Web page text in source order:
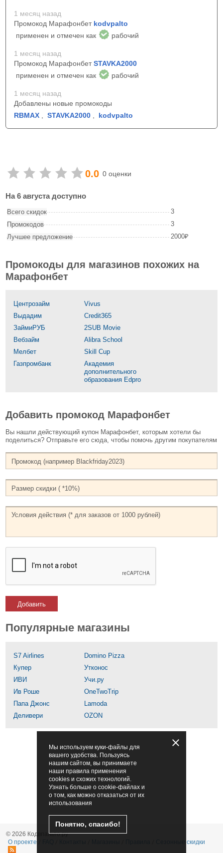
1 месяц назад
Промокод Марафонбет kodvpalto
применен и отмечен как
рабочий
1 месяц назад
Промокод МарафонбетSTAVKA2000
применен и отмечен как
рабочий
1 месяц назад
Добавлены новые промокоды
RBMAX
STAVKA2000 kodvpalto
0.0 0 оценки
На 6 августа доступно
Всего скидок
3
Промокодов
3
Лучшее предложение
2000₽
Промокоды для магазинов похожих на
Марафонбет
Центрозайм
Vivus
Выдадим
Credit365
ЗаймиРУБ
2SUB Movie
Вебзайм
Alibra School
Мелбет
Skill Сup
Газпромбанк
Академия
дополнительного
образования Edpro
Добавить промокод Марафонбет
Вы нашли действующий купон Марафонбет, которым хотели бы
поделиться? Отправьте его сюда, чтобы помочь другим покупателям
Добавить
Популярные магазины
S7 Airlines
Domino Pizza
Купер
Утконос
ИВИ
Учи.ру
Ив Роше
OneTwoTrip
Папа Джонс
Lamoda
Деливери
OZON
© 2026 Кодвпальто.ру
О проекте
Сезонные скидки
Мы используем куки-файлы для
вашего удобства. Пользуясь
нашим сайтом, вы принимаете
наши правила применения
cookies и схожих технологий.
Узнать больше о cookie-файлах и
о том, как можно отказаться от их
использования
Понятно, спасибо!